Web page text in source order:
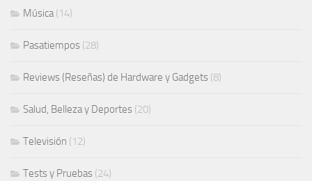
Música(14)
Pasatiempos (28)
Reviews (Reseñas) de Hardware y Gadgets (8)
Salud, Belleza y Deportes (20)
Televisión (12)
Tests y Pruebas (24)